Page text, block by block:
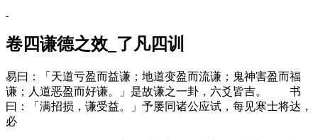
卷四谦德之效_了凡四训
易曰：「天道亏盈而益谦；地道变盈而流谦；鬼神害盈而福
谦；人道恶盈而好谦。」是故谦之一卦，六爻皆吉。 书
曰：「满招损，谦受益。」予屡同诸公应试，每见寒士将达，
必